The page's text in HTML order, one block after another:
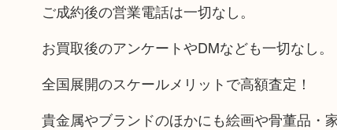
ご成約後の営業電話は一切なし。
お買取後のアンケートやDMなども一切なし。
全国展開のスケールメリットで高額査定！
貴金属やブランドのほかにも絵画や骨董品・